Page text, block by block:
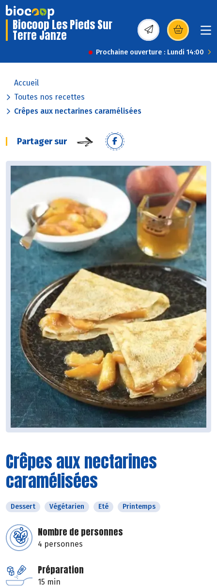
Biocoop Les Pieds Sur
Terre Janze (s’ouvre dans une
Prochaine ouverture : Lundi 14:00
Accueil
Toutes nos recettes
Crêpes aux nectarines caramélisées
Partager sur
Crêpes aux nectarines
caramélisées
Dessert Végétarien Eté Printemps
Nombre de personnes
4 personnes
Préparation
15 min